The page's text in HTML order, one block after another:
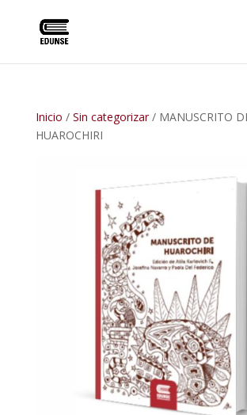
Inicio / Sin categorizar/ MANUSCRITO
HUAROCHIRI